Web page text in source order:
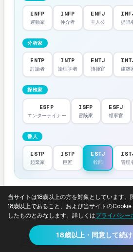
ENFP
運動家
INFP
仲介者
ENFJ
主人公 提唱
分析家
ENTP
討論者
INTP
論理学者
ENTJ
指揮官 建築
探検家
ESFP
エンターテイナー
ISFP
冒険家
ESFJ
領事官
番人
ESTP
起業家
ISTP
巨匠
ESTJ
幹部 管理
ESTJの相性をもっと深
へ
自分がESTJかどうかまだ確認していな
女風とは 店舗検索
当サイトは18歳以上の方を対象としています
18歳以上であること、および当サイトの
したものとみなします。詳しくはプライバシー
18歳以上・同意して続